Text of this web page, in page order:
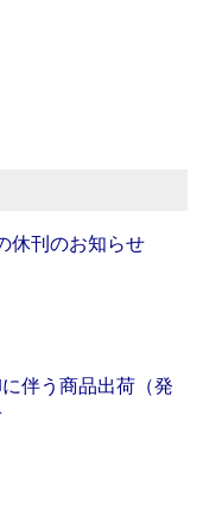
休刊のお知らせ
伴う商品出荷（発